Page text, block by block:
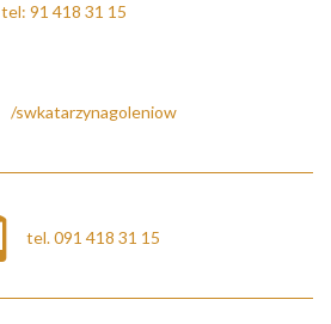
tel: 91 418 31 15
/swkatarzynagoleniow
tel. 091 418 31 15